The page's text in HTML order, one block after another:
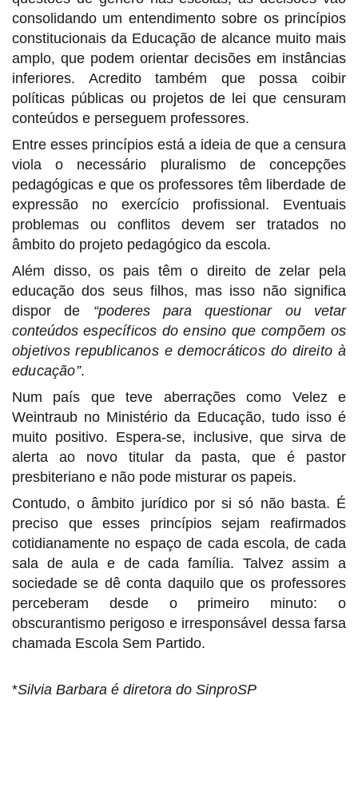
consolidando um entendimento sobre os princípios
constitucionais da Educação de alcance muito mais
amplo, que podem orientar decisões em instâncias
inferiores. Acredito também que possa coibir
políticas públicas ou projetos de lei que censuram
conteúdos e perseguem professores.
Entre esses princípios está a ideia de que a censura
viola o necessário pluralismo de concepções
pedagógicas e que os professores têm liberdade de
expressão no exercício profissional. Eventuais
problemas ou conflitos devem ser tratados no
âmbito do projeto pedagógico da escola.
Além disso, os pais têm o direito de zelar pela
educação dos seus filhos, mas isso não significa
dispor de “poderes para questionar ou vetar
conteúdosespecíficos do ensino que compõem os
objetivos republicanos e democráticos do direito à
educação”.
Num país que teve aberrações como Velez e
Weintraub no Ministério da Educação, tudo isso é
muito positivo. Espera-se, inclusive, que sirva de
alerta ao novo titular da pasta, que é pastor
presbiteriano e não pode misturar os papeis.
Contudo, o âmbito jurídico por si só não basta. É
preciso que esses princípios sejam reafirmados
cotidianamente no espaço de cada escola, de cada
sala de aula e de cada família. Talvez assim a
sociedade se dê conta daquilo que os professores
perceberam desde o primeiro minuto: o
obscurantismo perigoso e irresponsável dessa farsa
chamada Escola Sem Partido.
*Silvia Barbara é diretora do SinproSP